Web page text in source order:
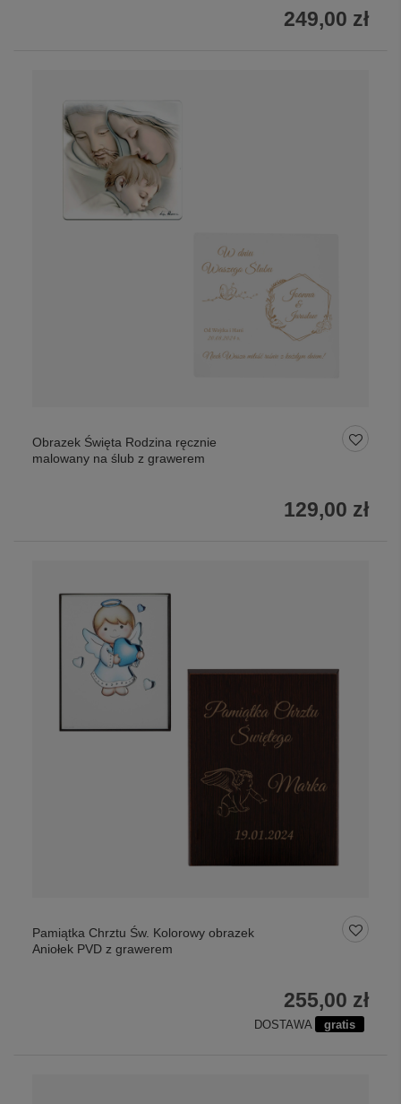
249,00 zł
Obrazek Święta Rodzina ręcznie
malowany na ślub z grawerem
129,00 zł
Pamiątka Chrztu Św. Kolorowy obrazek
Aniołek PVD z grawerem
255,00 zł
DOSTAWA gratis